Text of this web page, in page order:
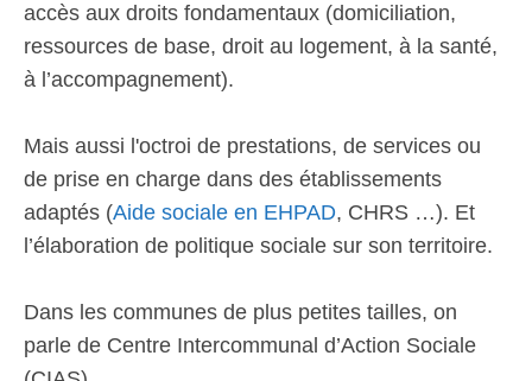
accès aux droits fondamentaux (domiciliation,
ressources de base, droit au logement, à la santé,
à l’accompagnement).
Mais aussi l'octroi de prestations, de services ou
de prise en charge dans des établissements
adaptés (Aide sociale en EHPAD, CHRS …). Et
l’élaboration de politique sociale sur son territoire.
Dans les communes de plus petites tailles, on
parle de Centre Intercommunal d’Action Sociale